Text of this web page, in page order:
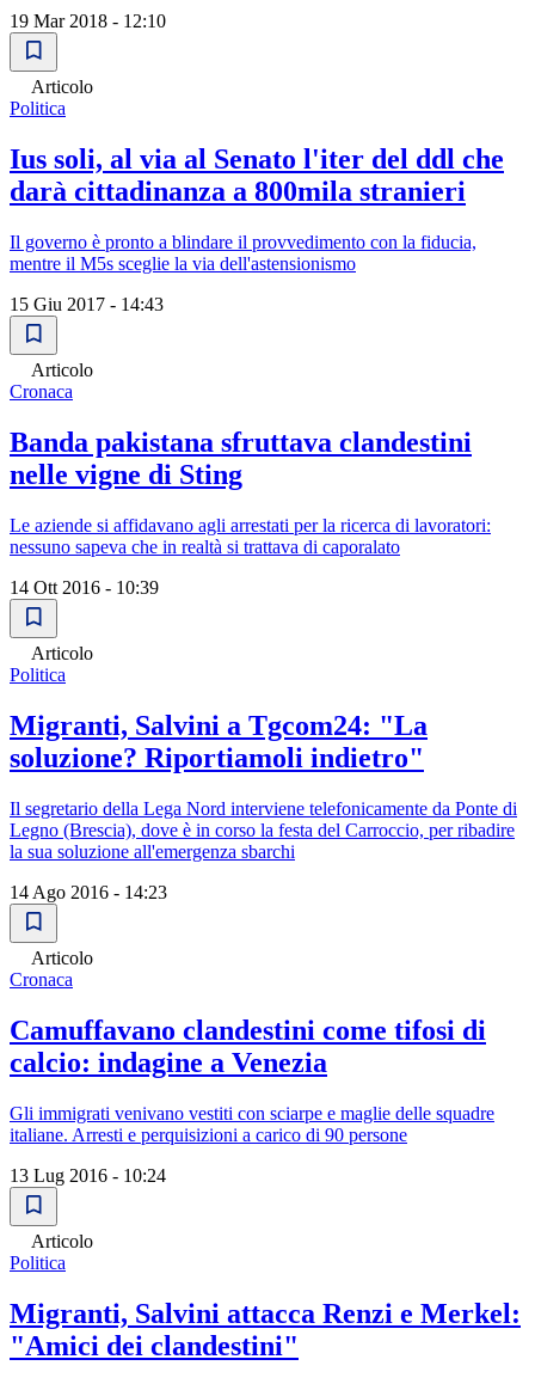
19 Mar 2018 - 12:10
Articolo
Politica
Ius soli, al via al Senato l'iter del ddl che
darà cittadinanza a 800mila stranieri
Il governo è pronto a blindare il provvedimento con la fiducia,
mentre il M5s sceglie la via dell'astensionismo
15 Giu 2017 - 14:43
Articolo
Cronaca
Banda pakistana sfruttava clandestini
nelle vigne di Sting
Le aziende si affidavano agli arrestati per la ricerca di lavoratori:
nessuno sapeva che in realtà si trattava di caporalato
14 Ott 2016 - 10:39
Articolo
Politica
Migranti, Salvini a Tgcom24: "La
soluzione? Riportiamoli indietro"
Il segretario della Lega Nord interviene telefonicamente da Ponte di
Legno (Brescia), dove è in corso la festa del Carroccio, per ribadire
la sua soluzione all'emergenza sbarchi
14 Ago 2016 - 14:23
Articolo
Cronaca
Camuffavano clandestini come tifosi di
calcio: indagine a Venezia
Gli immigrati venivano vestiti con sciarpe e maglie delle squadre
italiane. Arresti e perquisizioni a carico di 90 persone
13 Lug 2016 - 10:24
Articolo
Politica
Migranti, Salvini attacca Renzi e Merkel:
"Amici dei clandestini"